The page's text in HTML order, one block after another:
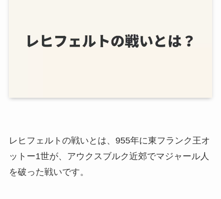
レヒフェルトの戦いとは、955年に東フランク王オ
ットー1世が、アウクスブルク近郊でマジャール人
を破った戦いです。